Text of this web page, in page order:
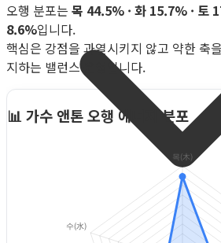
오행 분포는 목 44.5% · 화 15.7% · 토
8.6%입니다.
핵심은 강점을 과열시키지 않고 약한 축
지하는 밸런스 운영입니다.
📊 가수 앤톤 오행 에너지 분포